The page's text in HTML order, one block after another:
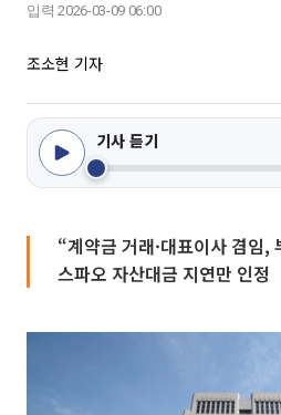
입력 2026-03-09 06:00
조소현 기자
기사 듣기
“계약금 거래·대표이사 겸임,
스파오 자산대금 지연만 인정